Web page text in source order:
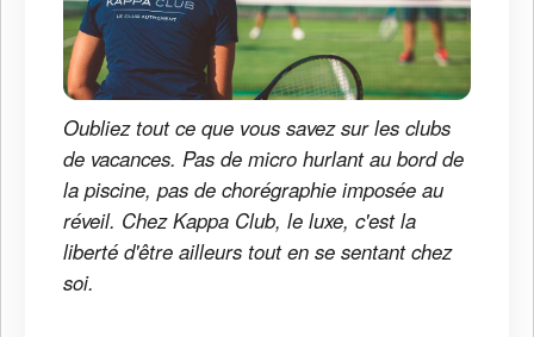
Oubliez tout ce que vous savez sur les clubs
de vacances. Pas de micro hurlant au bord de
la piscine, pas de chorégraphie imposée au
réveil. Chez Kappa Club, le luxe, c'est la
liberté d'être ailleurs tout en se sentant chez
soi.